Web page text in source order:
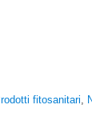
fitosanitari,